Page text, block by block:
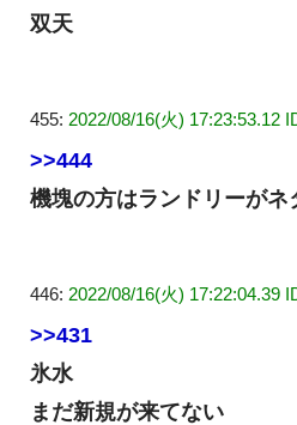
双天
455: 2022/08/16(火) 17:23:53.12
>>444
機塊の方はランドリーが
446: 2022/08/16(火) 17:22:04.39
>>431
氷水
まだ新規が来てない